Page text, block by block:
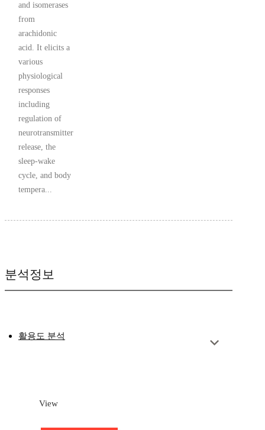
and isomerases
from
arachidonic
acid. It elicits a
various
physiological
responses
including
regulation of
neurotransmitter
release, the
sleep-wake
cycle, and body
tempera...
분석정보
활용도 분석
View